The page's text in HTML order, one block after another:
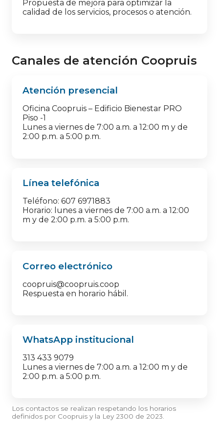
Propuesta de mejora para optimizar la
calidad de los servicios, procesos o atención.
Canales de atención Coopruis
Atención presencial
Oficina Coopruis – Edificio Bienestar PRO
Piso -1
Lunes a viernes de 7:00 a.m. a 12:00 m y de
2:00 p.m. a 5:00 p.m.
Línea telefónica
Teléfono: 607 6971883
Horario: lunes a viernes de 7:00 a.m. a 12:00
m y de 2:00 p.m. a 5:00 p.m.
Correo electrónico
coopruis@coopruis.coop
Respuesta en horario hábil.
WhatsApp institucional
313 433 9079
Lunes a viernes de 7:00 a.m. a 12:00 m y de
2:00 p.m. a 5:00 p.m.
Los contactos se realizan respetando los horarios
definidos por Coopruis y la Ley 2300 de 2023.